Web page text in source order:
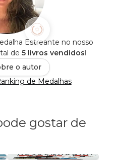
Estreante no nosso
de 5 livros vendidos!
o autor
de Medalhas
gostar de